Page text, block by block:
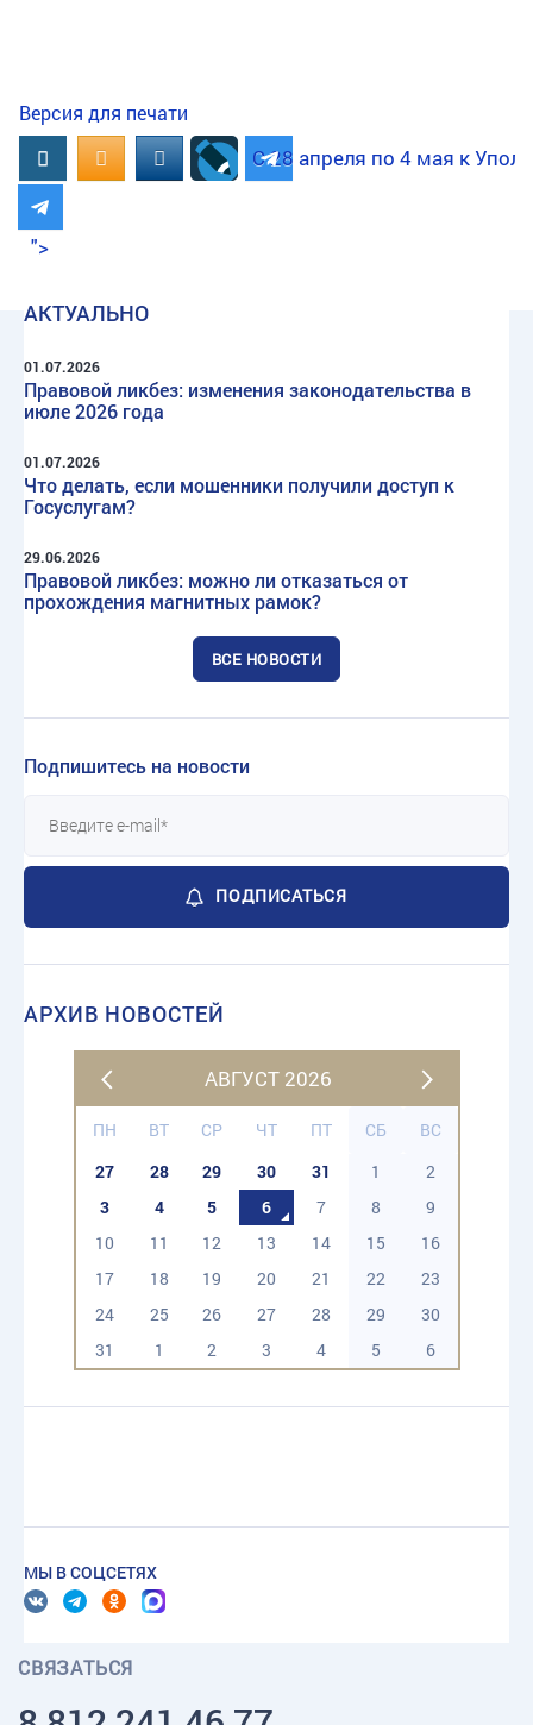
Версия для печати
ВконтактеOK.RUMAIL.RU С 28 апреля по 4 мая к
">
АКТУАЛЬНО
01.07.2026
Правовой ликбез: изменения законодательства в
июле 2026 года
01.07.2026
Что делать, если мошенники получили доступ к
Госуслугам?
29.06.2026
Правовой ликбез: можно ли отказаться от
прохождения магнитных рамок?
ВСЕ НОВОСТИ
Подпишитесь на новости
ПОДПИСАТЬСЯ
АРХИВ НОВОСТЕЙ
АВГУСТ 2026
ПН ВТ СР ЧТ ПТ СБ
ВС
27
28 29 30 31 1
2
3
4 5 6 7 8
9
10
11 12 13 14 15
16
17
18 19 20 21 22
23
24
25 26 27 28 29
30
31
1 2 3 4 5 6
МЫ В СОЦСЕТЯХ
СВЯЗАТЬСЯ